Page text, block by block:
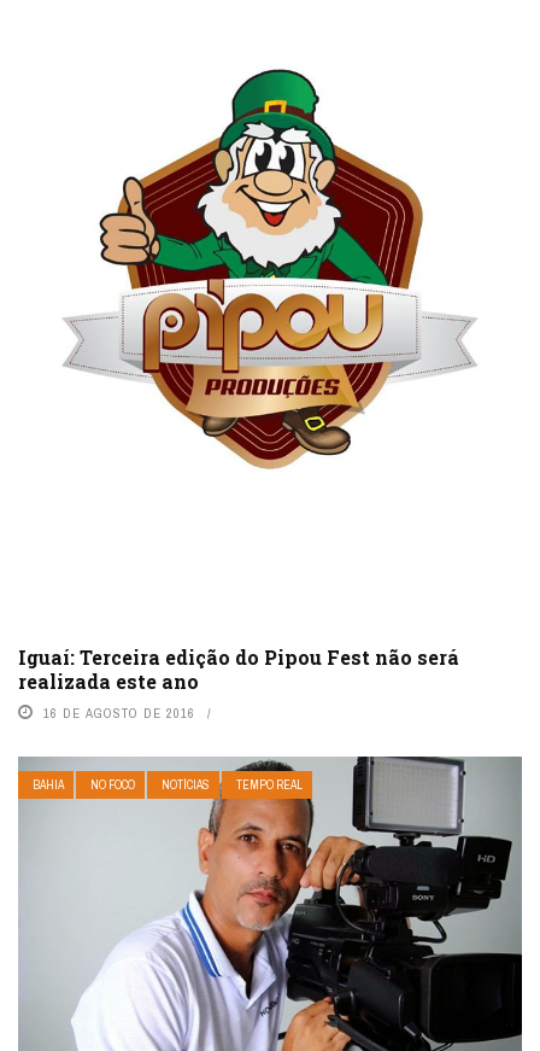
Iguaí: Terceira edição do Pipou Fest não será
realizada este ano
16 DE AGOSTO DE 2016
BAHIA NO FOCO NOTÍCIAS TEMPO REAL